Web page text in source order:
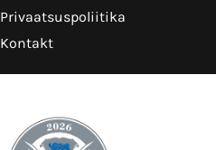
Privaatsuspoliitika
Kontakt